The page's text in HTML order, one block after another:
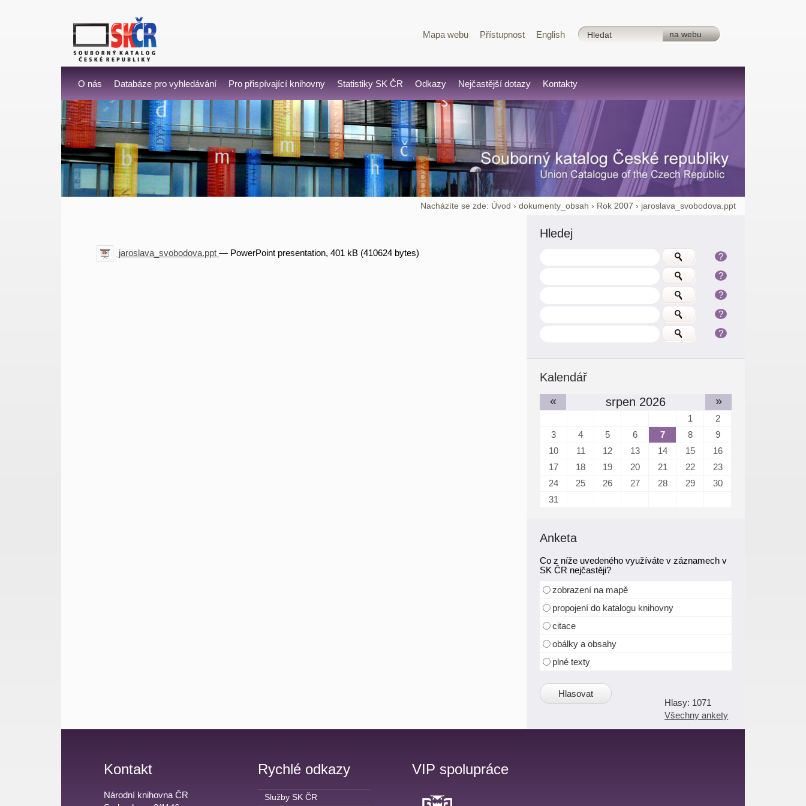
Mapa webu Přístupnost English
O nás Databáze pro vyhledávání Pro přispívající knihovny Statistiky SK ČR Odkazy Nejčastější dotazy Kontakty
Nacházíte se zde: Úvod ›dokumenty_obsah › Rok 2007 › jaroslava_svobodova.ppt
jaroslava_svobodova.ppt— PowerPoint presentation, 401 kB (410624 bytes)
Hledej
?
?
?
?
?
Kalendář
«
srpen 2026 »
1
2
3
4 5 6 7 8
9
10
11 12 13 14 15
16
17
18 19 20 21 22
23
24
25 26 27 28 29
30
31
Anketa
Co z níže uvedeného využíváte v záznamech v
SK ČR nejčastěji?
zobrazení na mapě
propojení do katalogu knihovny
citace
obálky a obsahy
plné texty
1071
Všechny ankety
Kontakt
Národní knihovna ČR
Rychlé odkazy
Služby SK ČR
VIP spolupráce